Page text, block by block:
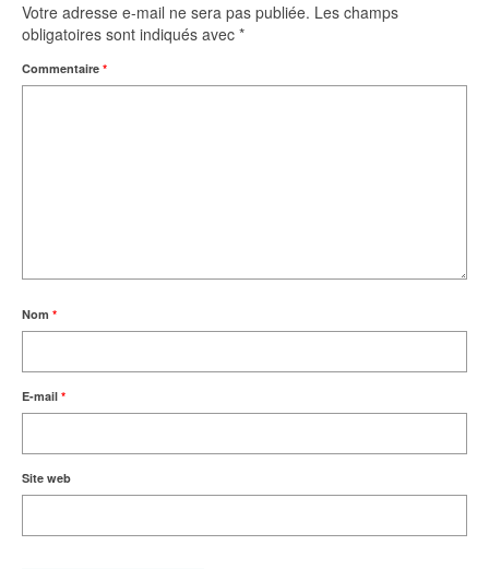
Votre adresse e-mail ne sera pas publiée. Les champs
obligatoires sont indiqués avec *
Commentaire *
Nom *
E-mail *
Site web